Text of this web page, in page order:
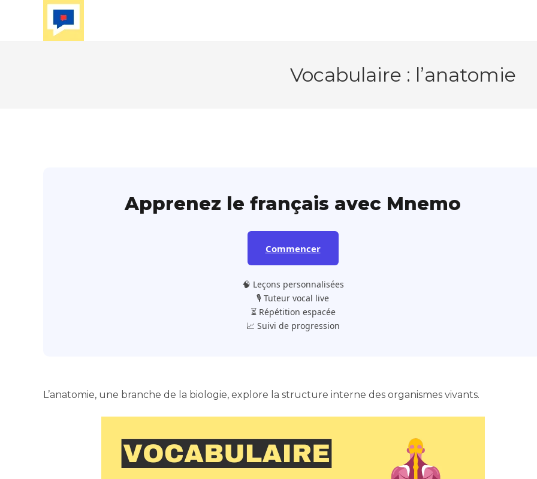
Vocabulaire : l’anatomie
Apprenez le français avec Mnemo
Commencer
🧠 Leçons personnalisées
🎙️ Tuteur vocal live
⏳ Répétition espacée
📈 Suivi de progression
L’anatomie, une branche de la biologie, explore la structure interne des organismes vivants.